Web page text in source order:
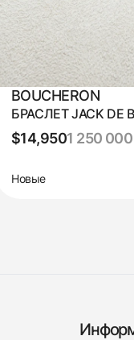
BOUCHERON
БРАСЛЕТ JACK DE
$14,9501 250
Новые